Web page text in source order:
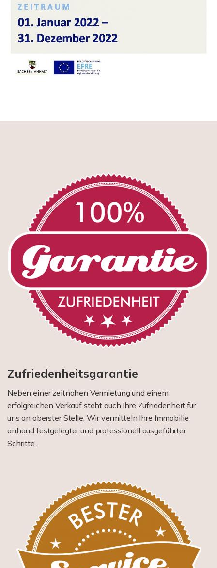
Zufriedenheitsgarantie
Neben einer zeitnahen Vermietung und einem
erfolgreichen Verkauf steht auch Ihre Zufriedenheit für
uns an oberster Stelle. Wir vermitteln Ihre Immobilie
anhand festgelegter und professionell ausgeführter
Schritte.